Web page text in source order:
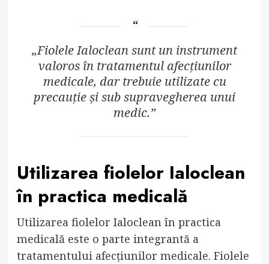
„Fiolele Ialoclean sunt un instrument
valoros în tratamentul afecțiunilor
medicale, dar trebuie utilizate cu
precauție și sub supravegherea unui
medic.”
Utilizarea fiolelor Ialoclean
în practica medicală
Utilizarea fiolelor Ialoclean în practica
medicală este o parte integrantă a
tratamentului afecțiunilor medicale. Fiolele